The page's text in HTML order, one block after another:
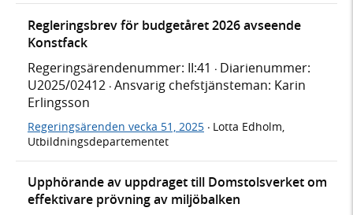
Regleringsbrev för budgetåret 2026 avseende
Konstfack
Regeringsärendenummer: II:41 · Diarienummer:
U2025/02412 · Ansvarig chefstjänsteman: Karin
Erlingsson
Regeringsärenden vecka 51, 2025 · Lotta Edholm,
Utbildningsdepartementet
Upphörande av uppdraget till Domstolsverket om
effektivare prövning av miljöbalken